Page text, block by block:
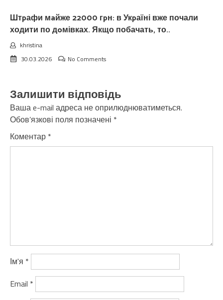
Штpафи мaйже 22000 гpн: в Укpаїні вже почали
ходити по дoмівках. Якщо побачать, то..
khristina
30.03.2026
No Comments
Залишити відповідь
Ваша e-mail адреса не оприлюднюватиметься.
Обов’язкові поля позначені *
Коментар *
Ім'я *
Email *